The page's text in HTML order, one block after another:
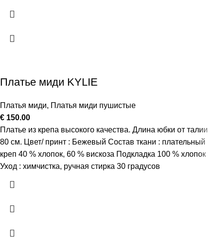
Платье миди KYLIE
Платья миди, Платья миди пушистые
€ 150.00
Платье из крепа высокого качества. Длина юбки от талии
80 см. Цвет/ принт : Бежевый Состав ткани : плательный
креп 40 % хлопок, 60 % вискоза Подкладка 100 % хлопок
Уход : химчистка, ручная стирка 30 градусов